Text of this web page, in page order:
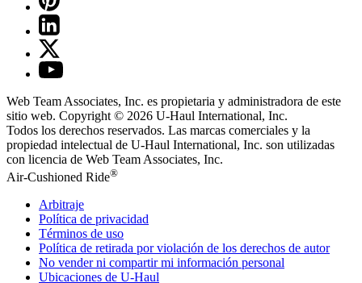
Web Team Associates, Inc. es propietaria y administradora de este
sitio web. Copyright © 2026 U-Haul International, Inc.
Todos los derechos reservados. Las marcas comerciales y la
propiedad intelectual de U-Haul International, Inc. son utilizadas
con licencia de Web Team Associates, Inc.
Air-Cushioned Ride®
Arbitraje
Política de privacidad
Términos de uso
Política de retirada por violación de los derechos de autor
No vender ni compartir mi información personal
Ubicaciones de U-Haul